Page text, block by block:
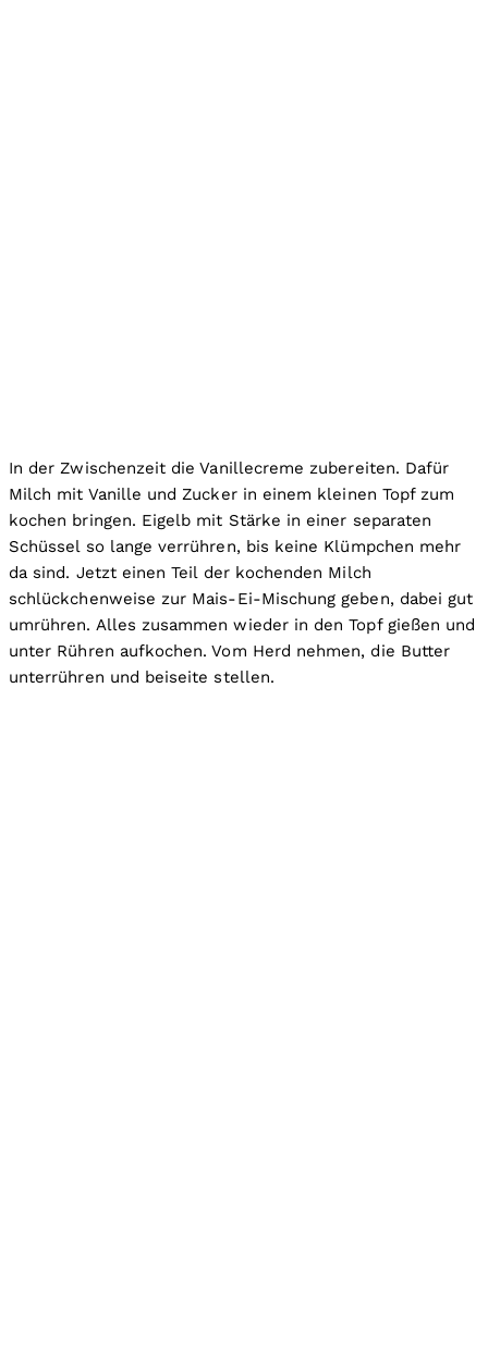
In der Zwischenzeit die Vanillecreme zubereiten. Dafür
Milch mit Vanille und Zucker in einem kleinen Topf zum
kochen bringen. Eigelb mit Stärke in einer separaten
Schüssel so lange verrühren, bis keine Klümpchen mehr
da sind. Jetzt einen Teil der kochenden Milch
schlückchenweise zur Mais-Ei-Mischung geben, dabei gut
umrühren. Alles zusammen wieder in den Topf gießen und
unter Rühren aufkochen. Vom Herd nehmen, die Butter
unterrühren und beiseite stellen.